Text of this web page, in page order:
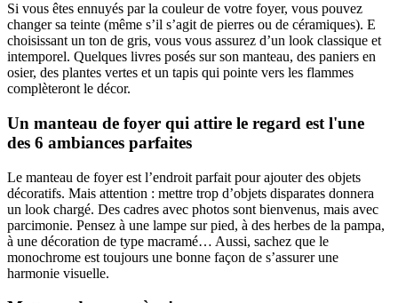
Si vous êtes ennuyés par la couleur de votre foyer, vous pouvez
changer sa teinte (même s’il s’agit de pierres ou de céramiques). E
choisissant un ton de gris, vous vous assurez d’un look classique et
intemporel. Quelques livres posés sur son manteau, des paniers en
osier, des plantes vertes et un tapis qui pointe vers les flammes
complèteront le décor.
Un manteau de foyer qui attire le regard est l'une
des 6 ambiances parfaites
Le manteau de foyer est l’endroit parfait pour ajouter des objets
décoratifs. Mais attention : mettre trop d’objets disparates donnera
un look chargé. Des cadres avec photos sont bienvenus, mais avec
parcimonie. Pensez à une lampe sur pied, à des herbes de la pampa,
à une décoration de type macramé… Aussi, sachez que le
monochrome est toujours une bonne façon de s’assurer une
harmonie visuelle.